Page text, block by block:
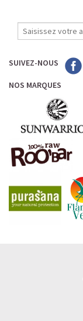
SUIVEZ-NOUS
NOS MARQUES